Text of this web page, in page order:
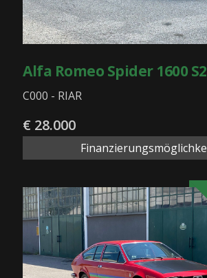
Alfa Romeo Spider 1600
C000 - RIAR
€ 28.000